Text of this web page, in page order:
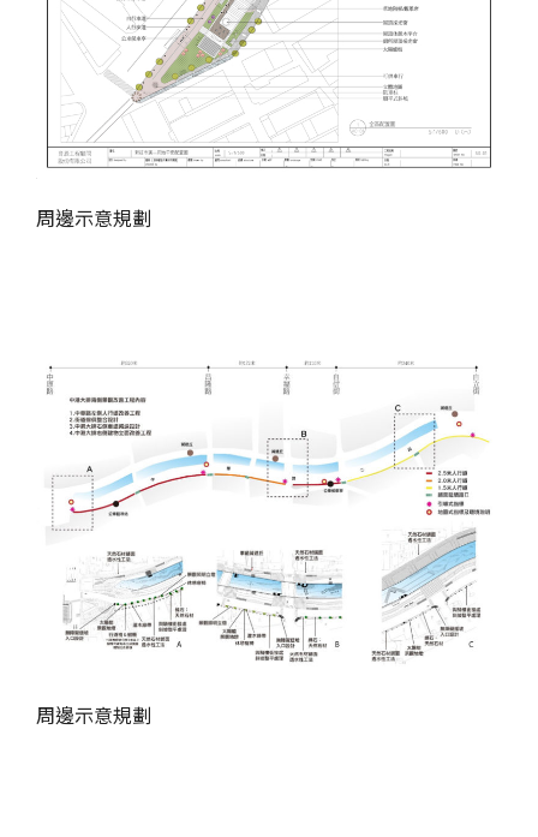
周邊示意規劃
周邊示意規劃